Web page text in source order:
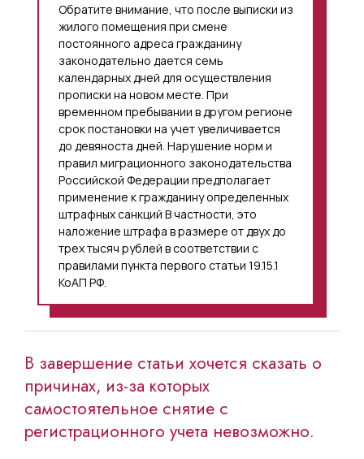
Обратите внимание, что после выписки из
жилого помещения при смене
постоянного адреса гражданину
законодательно дается семь
календарных дней для осуществления
прописки на новом месте. При
временном пребывании в другом регионе
срок постановки на учет увеличивается
до девяноста дней. Нарушение норм и
правил миграционного законодательства
Российской Федерации предполагает
применение к гражданину определенных
штрафных санкций В частности, это
наложение штрафа в размере от двух до
трех тысяч рублей в соответствии с
правилами пункта первого статьи 19.15.1
КоАП РФ.
В завершение статьи хочется сказать о
причинах, из-за которых
самостоятельное снятие с
регистрационного учета невозможно.